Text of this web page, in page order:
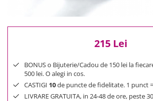
300 Lei - 500 Lei
215 Lei
BONUS o Bijuterie/Cadou de 150 lei la
500 lei. O alegi in cos.
CASTIGI 10de puncte de fidelitate. 1 punct
LIVRARE GRATUITA, in 24-48 de ore, peste